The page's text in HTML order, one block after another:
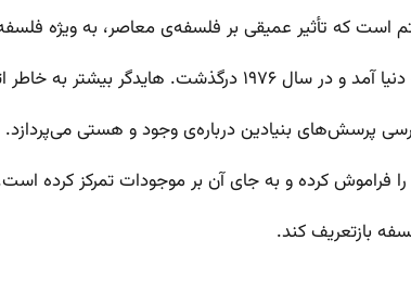
کرده و به جای آن بر موجودات تمرکز کرده
بازتعریف کند.